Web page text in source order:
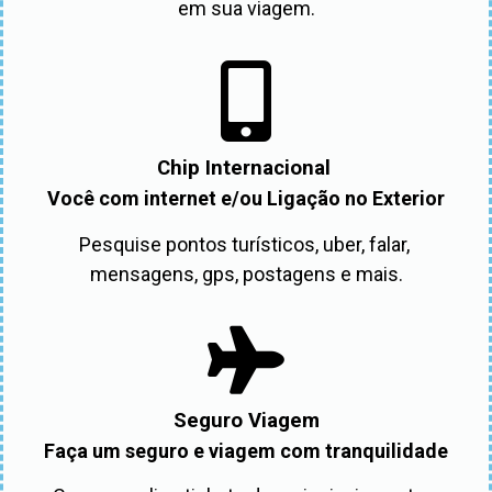
em sua viagem.
Chip Internacional
Você com internet e/ou Ligação no Exterior
Pesquise pontos turísticos, uber, falar,
mensagens, gps, postagens e mais.
Seguro Viagem
Faça um seguro e viagem com tranquilidade